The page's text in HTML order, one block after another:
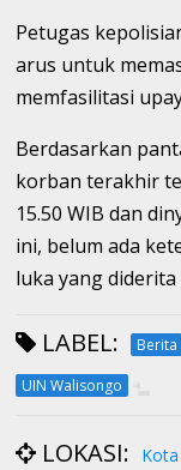
Petugas
arus untuk
memfasilitasi
Berdasarkan
korban terakhir
15.50 WIB dan
ini, belum ada
luka yang
LABEL: Berita
UIN Walisongo
LOKASI: